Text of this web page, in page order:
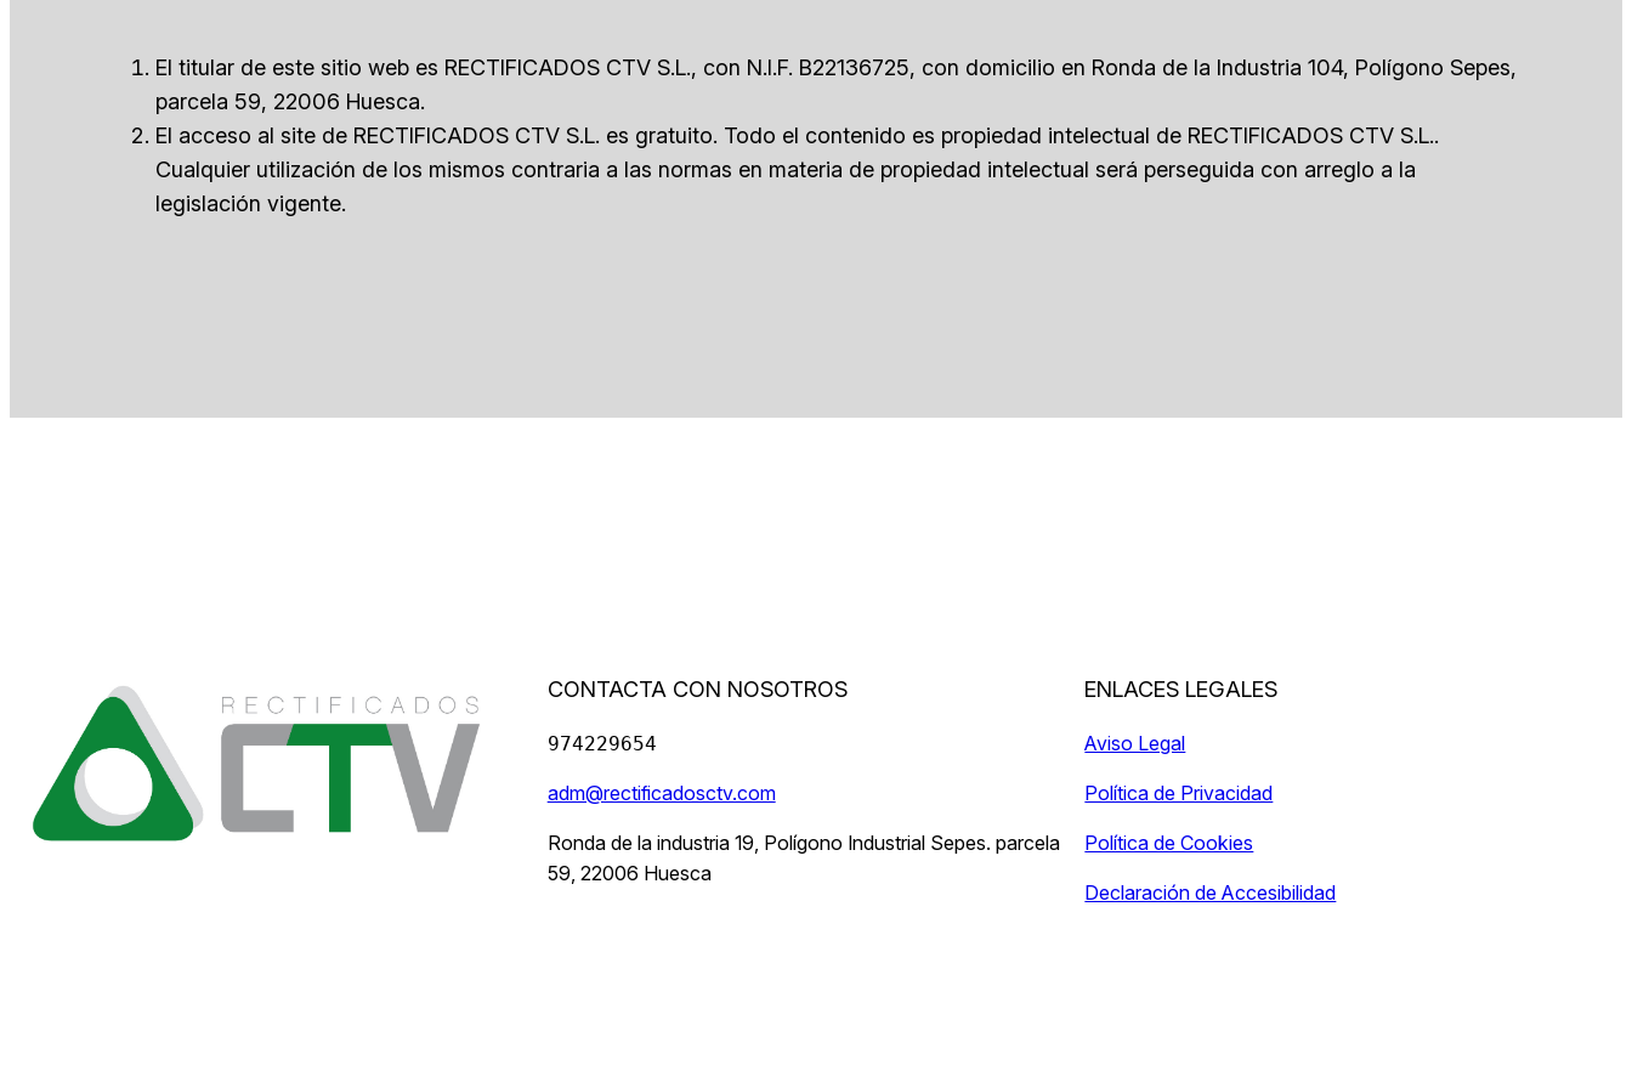
El titular de este sitio web es RECTIFICADOS CTV S.L., con N.I.F. B22136725, con domicilio en Ronda de la Industria 104, Polígono Sepes,
parcela 59, 22006 Huesca.
El acceso al site de RECTIFICADOS CTV S.L. es gratuito. Todo el contenido es propiedad intelectual de RECTIFICADOS CTV S.L..
Cualquier utilización de los mismos contraria a las normas en materia de propiedad intelectual será perseguida con arreglo a la
legislación vigente.
CONTACTA CON NOSOTROS
974229654
adm@rectificadosctv.com
Ronda de la industria 19, Polígono Industrial Sepes. parcela
59, 22006 Huesca
ENLACES LEGALES
Aviso Legal
Política de Privacidad
Política de Cookies
Declaración de Accesibilidad